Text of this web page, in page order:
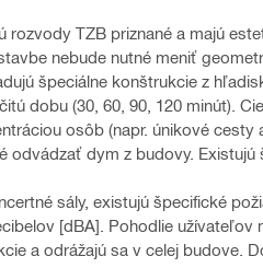
TZB priznané a majú
nebude nutné meniť
špeciálne konštrukcie z
dobu (30, 60, 90, 120 minút).
osôb (napr. únikové
dym z budovy.
sály, existujú špecifické
[dBA]. Pohodlie
a odrážajú sa v celej budove.